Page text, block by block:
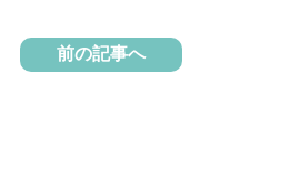
前の記事へ